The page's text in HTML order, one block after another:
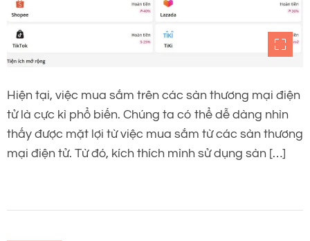
Hiện tại, việc mua sắm trên các sàn thương mại điện
tử là cực kì phổ biến. Chúng ta có thể dễ dàng nhìn
thấy được mặt lợi từ việc mua sắm từ các sàn thương
mại điện tử. Từ đó, kích thích mình sử dụng sàn […]